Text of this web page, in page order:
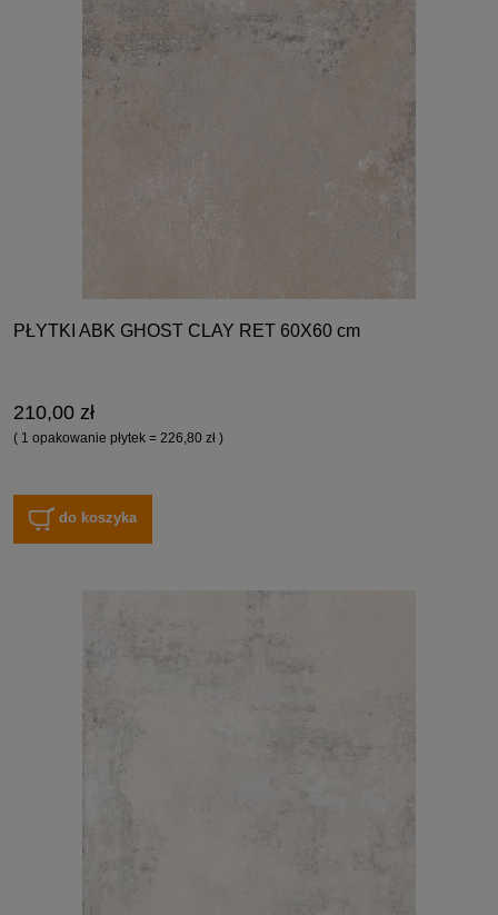
PŁYTKI ABK GHOST CLAY RET 60X60 cm
210,00 zł
( 1 opakowanie płytek = 226,80 zł )
do koszyka